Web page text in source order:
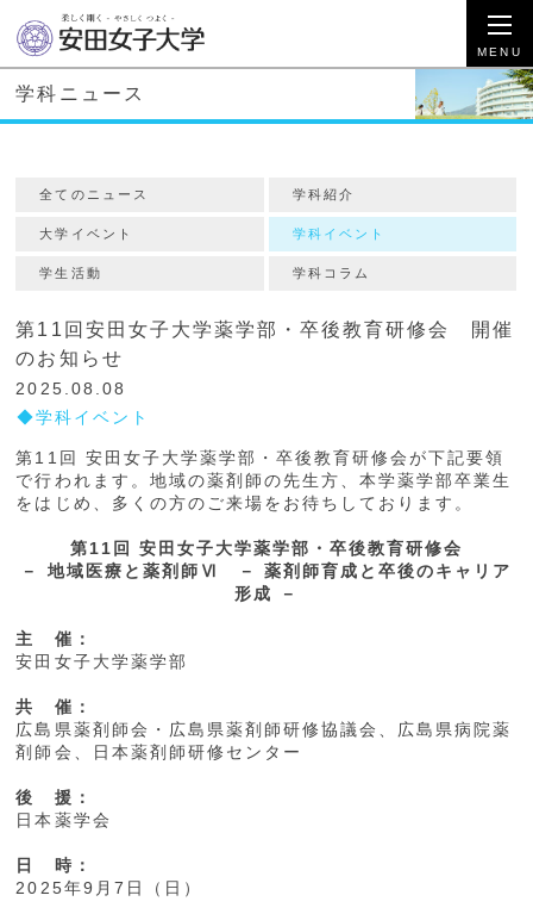
学科ニュース
全てのニュース 学科紹介
大学イベント 学科イベント
学生活動 学科コラム
第11回安田女子大学薬学部・卒後教育研修会 開催
のお知らせ
2025.08.08
学科イベント
第11回 安田女子大学薬学部・卒後教育研修会が下記要領
で行われます。地域の薬剤師の先生方、本学薬学部卒業生
をはじめ、多くの方のご来場をお待ちしております。
第11回 安田女子大学薬学部・卒後教育研修会
－ 地域医療と薬剤師Ⅵ － 薬剤師育成と卒後のキャリア
形成 －
主 催：
安田女子大学薬学部
共 催：
広島県薬剤師会・広島県薬剤師研修協議会、広島県病院薬
剤師会、日本薬剤師研修センター
後 援：
日本薬学会
日 時：
2025年9月7日（日）